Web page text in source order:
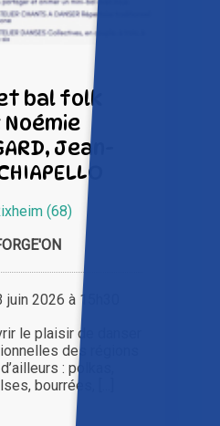
bal folk
Jean-
(68)
2026 à 15h30
le plaisir de danser
des régions
: polkas,
bourrées, [...]